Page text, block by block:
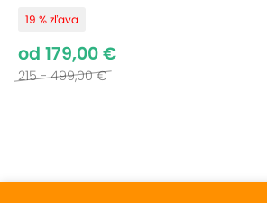
19 % zľava
od 179,00 €
215 - 499,00 €